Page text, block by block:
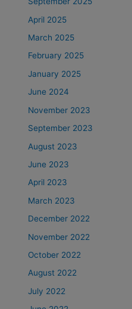
April 2025
March 2025
February 2025
January 2025
June 2024
November 2023
September 2023
August 2023
June 2023
April 2023
March 2023
December 2022
November 2022
October 2022
August 2022
July 2022